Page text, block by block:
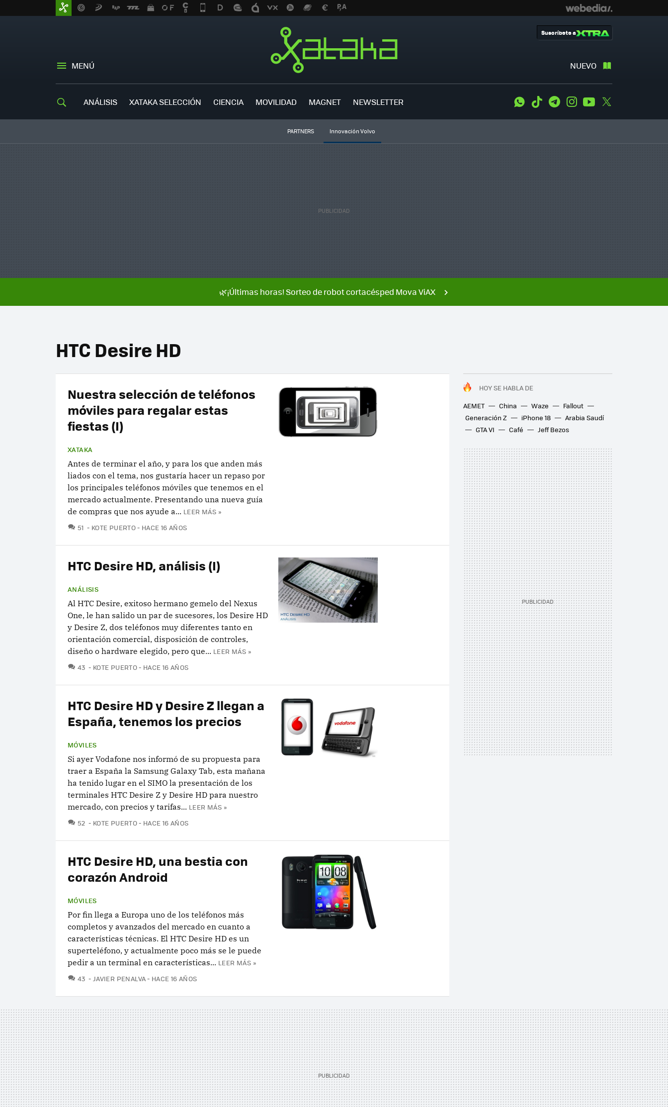
MENÚ NUEVO
Suscríbete a
ANÁLISIS XATAKA SELECCIÓN CIENCIA MOVILIDAD MAGNET NEWSLETTER WhatsApp
Tiktok TelegramInstagramYoutube
PARTNERS Innovación Volvo
🌿¡Últimas horas! Sorteo de robot cortacésped Mova ViAX
HTC Desire HD
HOY SE HABLA DE
AEMET
China Waze
Fallout
Generación Z
iPhone 18
Arabia Saudí
GTA VI
Café Jeff Bezos
Nuestra selección de teléfonos
móviles para regalar estas
fiestas (I)
XATAKA
Antes de terminar el año, y para los que anden más
liados con el tema, nos gustaría hacer un repaso por
los principales teléfonos móviles que tenemos en el
mercado actualmente. Presentando una nueva guía
de compras que nos ayude a... LEER MÁS »
51 COMENTARIOS
KOTE PUERTO HACE 16 AÑOS
HTC Desire HD, análisis (I)
ANÁLISIS
Al HTC Desire, exitoso hermano gemelo del Nexus
One, le han salido un par de sucesores, los Desire HD
y Desire Z, dos teléfonos muy diferentes tanto en
orientación comercial, disposición de controles,
diseño o hardware elegido, pero que... LEER MÁS »
43 COMENTARIOS
KOTE PUERTO HACE 16 AÑOS
HTC Desire HD y Desire Z llegan a
España, tenemos los precios
MÓVILES
Si ayer Vodafone nos informó de su propuesta para
traer a España la Samsung Galaxy Tab, esta mañana
ha tenido lugar en el SIMO la presentación de los
terminales HTC Desire Z y Desire HD para nuestro
mercado, con precios y tarifas... LEER MÁS »
52 COMENTARIOS
KOTE PUERTO HACE 16 AÑOS
HTC Desire HD, una bestia con
corazón Android
MÓVILES
Por fin llega a Europa uno de los teléfonos más
completos y avanzados del mercado en cuanto a
características técnicas. El HTC Desire HD es un
superteléfono, y actualmente poco más se le puede
pedir a un terminal en características... LEER MÁS »
43 COMENTARIOS
JAVIER PENALVA HACE 16 AÑOS